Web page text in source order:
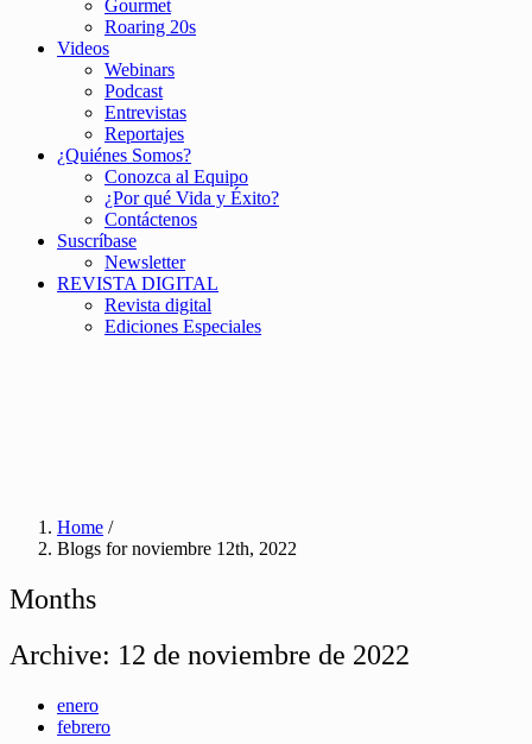
Gourmet
Roaring 20s
Videos
Webinars
Podcast
Entrevistas
Reportajes
¿Quiénes Somos?
Conozca al Equipo
¿Por qué Vida y Éxito?
Contáctenos
Suscríbase
Newsletter
REVISTA DIGITAL
Revista digital
Ediciones Especiales
Home /
Blogs for noviembre 12th, 2022
Months
Archive: 12 de noviembre de 2022
enero
febrero